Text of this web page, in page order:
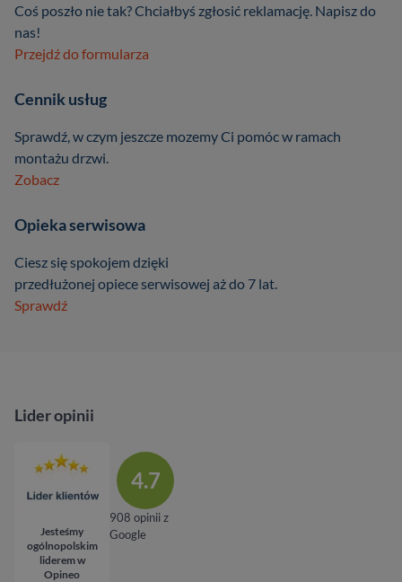
Coś poszło nie tak? Chciałbyś zgłosić reklamację. Napisz do
nas!
Przejdź do formularza
Cennik usług
Sprawdź, w czym jeszcze mozemy Ci pomóc w ramach
montażu drzwi.
Zobacz
Opieka serwisowa
Ciesz się spokojem dzięki
przedłużonej opiece serwisowej aż do 7 lat.
Sprawdź
Lider opinii
Jesteśmy
ogólnopolskim
liderem w
Opineo
4.7
908 opinii z
Google